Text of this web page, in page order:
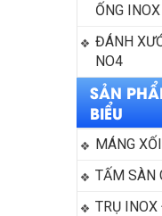
ỐNG INOX
ĐÁNH
NO4
SẢN
BIỂU
MÁNG
TẤM SÀN
TRỤ